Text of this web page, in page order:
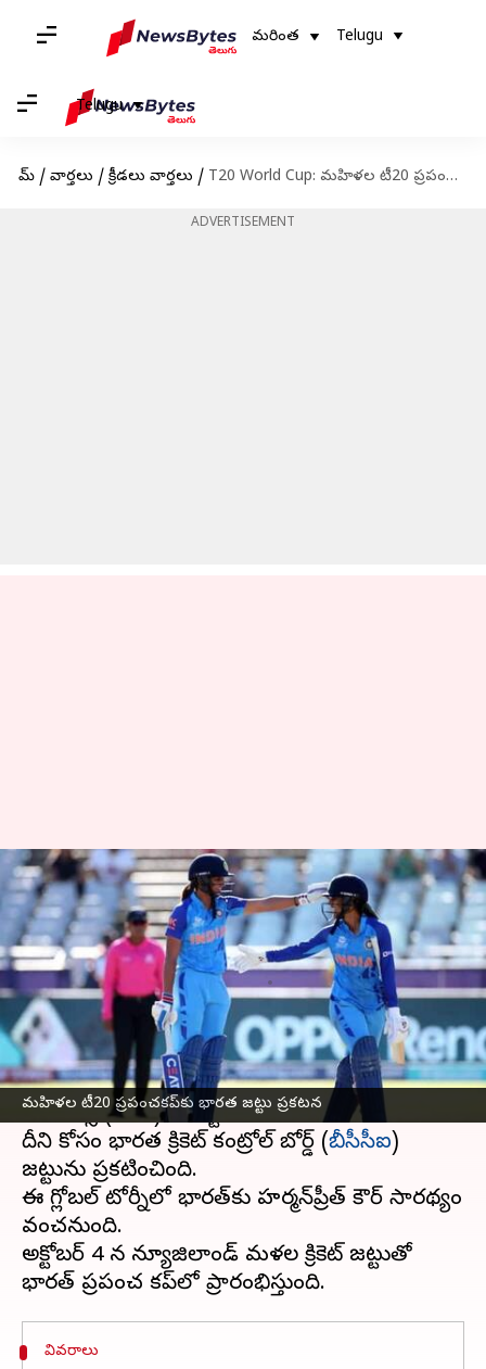
మరింత Telugu
Telugu
హోమ్ / వార్తలు / క్రీడలు వార్తలు / T20 World Cup: మహిళల టీ20 ప్రపంచకప్‌కు భారత జట్టు ప్రకటన.. కెప్టెన్‌గా హర్మన్‌ప్రీత్ కౌర్
ADVERTISEMENT
మహిళల టీ20 ప్రపంచకప్‌కు భారత జట్టు ప్రకటన
T20 World Cup: మహిళల టీ20
ప్రపంచకప్‌కు భారత జట్టు ప్రకటన..
కెప్టెన్‌గా హర్మన్‌ప్రీత్ కౌర్
Sirish Praharaju Aug 27, 2024 12:52 pm
ఈ వార్తాకథనం ఏంటి
మహిళలటీ20 ప్రపంచకప్2024 యునైటెడ్ అరబ్
ఎమిరేట్స్ (UAE)లో అక్టోబర్ 3 నుండి జరుగనుంది.
దీని కోసం భారత క్రికెట్ కంట్రోల్ బోర్డ్ (బీసీసీఐ)
జట్టును ప్రకటించింది.
ఈ గ్లోబల్ టోర్నీలో భారత్‌కు హర్మన్‌ప్రీత్ కౌర్ సారథ్యం
వహించనుంది.
అక్టోబర్ 4 న న్యూజిలాండ్ మహిళల క్రికెట్ జట్టుతో
వివరాలు